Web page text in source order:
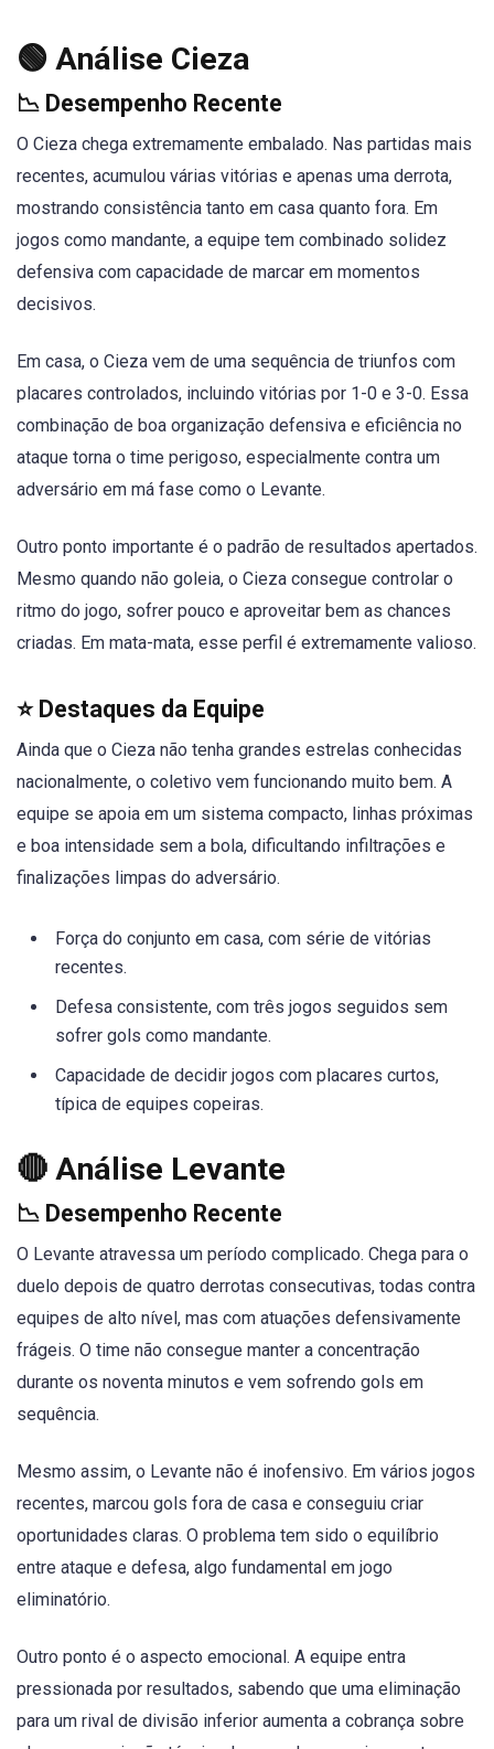
🟢 Análise Cieza
📉 Desempenho Recente
O Cieza chega extremamente embalado. Nas partidas mais
recentes, acumulou várias vitórias e apenas uma derrota,
mostrando consistência tanto em casa quanto fora. Em
jogos como mandante, a equipe tem combinado solidez
defensiva com capacidade de marcar em momentos
decisivos.
Em casa, o Cieza vem de uma sequência de triunfos com
placares controlados, incluindo vitórias por 1-0 e 3-0. Essa
combinação de boa organização defensiva e eficiência no
ataque torna o time perigoso, especialmente contra um
adversário em má fase como o Levante.
Outro ponto importante é o padrão de resultados apertados.
Mesmo quando não goleia, o Cieza consegue controlar o
ritmo do jogo, sofrer pouco e aproveitar bem as chances
criadas. Em mata-mata, esse perfil é extremamente valioso.
⭐ Destaques da Equipe
Ainda que o Cieza não tenha grandes estrelas conhecidas
nacionalmente, o coletivo vem funcionando muito bem. A
equipe se apoia em um sistema compacto, linhas próximas
e boa intensidade sem a bola, dificultando infiltrações e
finalizações limpas do adversário.
Força do conjunto em casa, com série de vitórias
recentes.
Defesa consistente, com três jogos seguidos sem
sofrer gols como mandante.
Capacidade de decidir jogos com placares curtos,
típica de equipes copeiras.
🔴 Análise Levante
📉 Desempenho Recente
O Levante atravessa um período complicado. Chega para o
duelo depois de quatro derrotas consecutivas, todas contra
equipes de alto nível, mas com atuações defensivamente
frágeis. O time não consegue manter a concentração
durante os noventa minutos e vem sofrendo gols em
sequência.
Mesmo assim, o Levante não é inofensivo. Em vários jogos
recentes, marcou gols fora de casa e conseguiu criar
oportunidades claras. O problema tem sido o equilíbrio
entre ataque e defesa, algo fundamental em jogo
eliminatório.
Outro ponto é o aspecto emocional. A equipe entra
pressionada por resultados, sabendo que uma eliminação
para um rival de divisão inferior aumenta a cobrança sobre